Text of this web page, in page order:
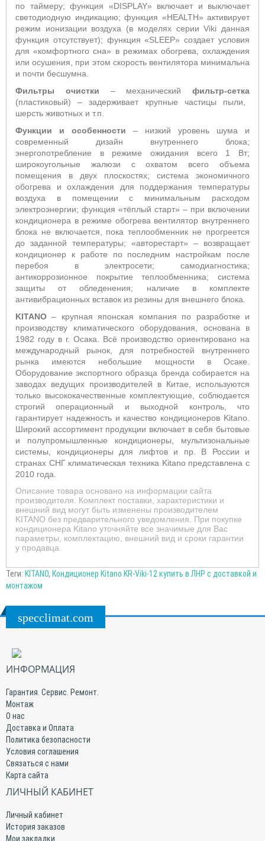
по таймеру; функция «DISPLAY» включает и выключает
светодиодную индикацию; функция «HEALTH» активирует
режим ионизации воздуха (в моделях серии Viki данная
функция отсутствует); функция «SLEEP» создает условия
для «комфортного сна» в режимах обогрева, охлаждения
или осушения, при этом скорость вентилятора минимальна
и почти бесшумна.
Фильтры очистки – механический фильтр-сетка
(пластиковый) – задерживает крупные частицы пыли,
шерсть животных и т.п.
Функции и особенности – низкий уровень шума и
современный дизайн внутреннего блока;
энергопотребление в режиме ожидания всего 1 Вт;
широкоугольные жалюзи с охватом всего объема
помещения в двух плоскостях; система экономичного
обогрева и охлаждения для поддержания температуры
воздуха в помещении с минимальным расходом
электроэнергии; функция «тёплый старт» – при включении
кондиционера в режиме обогрева вентилятор внутреннего
блока не включается, пока теплообменник не прогреется
до заданной температуры; «авторестарт» – возвращает
кондиционер к работе по последним настройкам после
перебоя в электросети; самодиагностика;
антикоррозионное покрытие теплообменника; система
защиты от обледенения; наличие в комплекте
антивибрационных вставок из резины для внешнего блока.
KITANO– крупная японская компания по разработке и
производству климатического оборудования, основана в
1982 году в г. Осака. Всё производство ориентировано на
международный рынок, для потребностей внутреннего
рынка имеются небольшие мощности в Осаке.
Оборудование экспортного образца бренда собирается на
заводах ведущих производителей в Китае, используются
только высококачественные комплектующие, соблюдается
строгий операционный и выходной контроль, что
гарантирует надежность и качество кондиционеров Kitano.
Широкий ассортимент продукции включает в себя бытовые
и полупромышленные кондиционеры, мультизональные
системы, кондиционеры для лифтов и пр. В России и
странах СНГ климатическая техника Kitano представлена с
2010 года.
Описание товара основано на информации сайта
производителя. Комплект поставки, характеристики и
внешний вид могут быть изменены производителем
KITANO без предварительного уведомления. При покупке
кондиционера Kitano уточняйте все значимые для Вас
параметры, комплектацию, внешний вид и сроки гарантии
у продавца.
Теги: KITANO, Кондиционер Kitano KR-Viki-12 купить в ЛНР с доставкой и
монтажом
specclimat.com
ИНФОРМАЦИЯ
Гарантия. Сервис. Ремонт.
Монтаж
О нас
Доставка и Оплата
Политика безопасности
Условия соглашения
Связаться с нами
Карта сайта
ЛИЧНЫЙ КАБИНЕТ
Личный кабинет
История заказов
Мои закладки